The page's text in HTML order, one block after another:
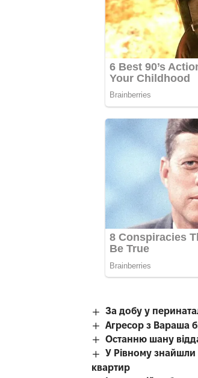
За добу у
Агресор з Вараша
Останню шану
У Рівному знайшли
квартир